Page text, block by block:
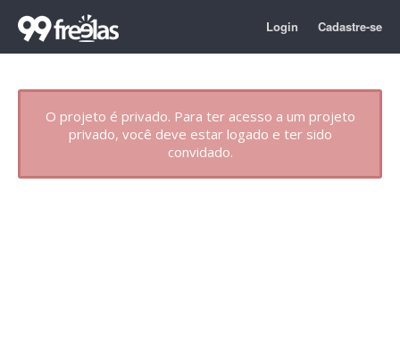
Login Cadastre-se
O projeto é privado. Para ter acesso a um projeto
privado, você deve estar logado e ter sido
convidado.